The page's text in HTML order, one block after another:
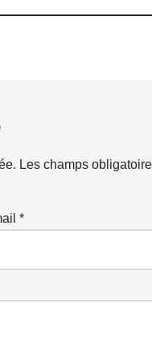
Les champs
*